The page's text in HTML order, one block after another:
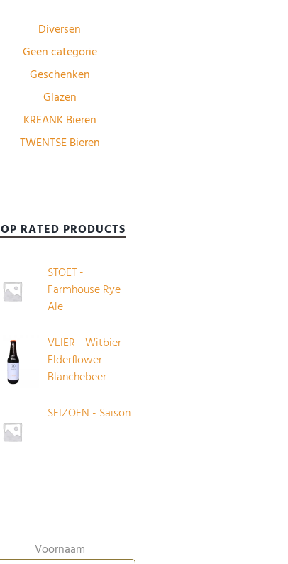
Diversen
Geen categorie
Geschenken
Glazen
KREANK Bieren
TWENTSE Bieren
RATED PRODUCTS
STOET -
Farmhouse Rye
Ale
VLIER - Witbier
Elderflower
Blanchebeer
SEIZOEN - Saison
Voornaam